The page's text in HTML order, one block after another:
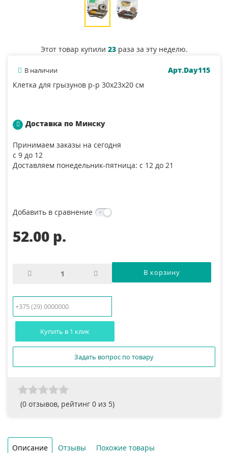
Этот товар купили 23раза за эту неделю.
В наличии
Арт.Day115
Клетка для грызунов р-р 30х23х20 см
Доставка по Минску
Принимаем заказы на сегодня
с 9 до 12
Доставляем понедельник-пятница: с 12 до 21
Добавить в сравнение
52.00 p.
Купить в 1 клик
Задать вопрос по товару
(0 отзывов, рейтинг 0 из 5)
Описание Отзывы Похожие товары